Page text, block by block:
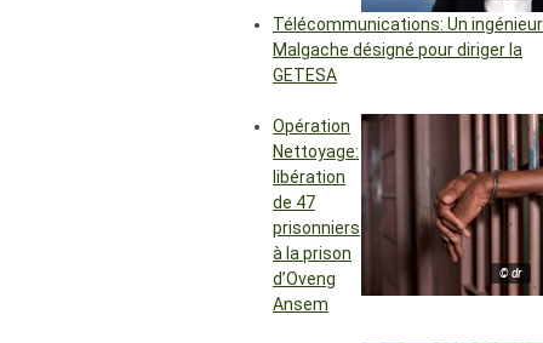
Télécommunications: Un ingénieur
Malgache désigné pour diriger la
GETESA
© dr
Opération
Nettoyage:
libération
de 47
prisonniers
à la prison
d’Oveng
Ansem